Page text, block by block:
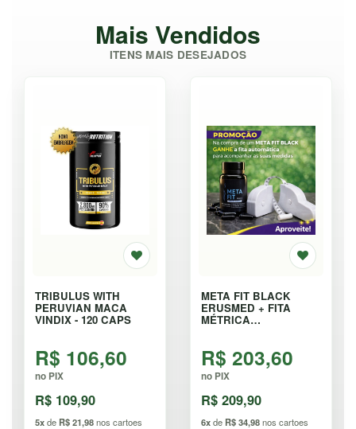
Mais Vendidos
ITENS MAIS DESEJADOS
TRIBULUS WITH
PERUVIAN MACA
VINDIX - 120 CAPS
R$ 106,60
no PIX
R$ 109,90
5xde R$ 21,98nos cartoes
META FIT BLACK
ERUSMED + FITA
MÉTRICA
R$ 203,60
no PIX
R$ 209,90
6xde R$ 34,98nos cartoes